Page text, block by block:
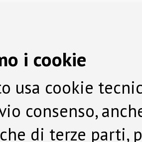
i cookie
usa cookie
consenso,
di terze parti,